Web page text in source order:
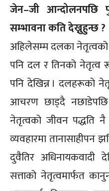
जेन–जी आन्दोलनपछि
सम्भावना कति देख्नुहुन्छ ?
अहिलेसम्म दलका नेतृत्वको
पनि दल र तिनको नेतृत्व
पनि देखिन्न । दलहरूको
आचरण छाड्दै
नेतृत्वको जीवन पद्धति नै
व्यवहारमा तानासाहीपन
दुवैतिर अधिनायकवादी
सत्ताको नेतृत्वमार्फत